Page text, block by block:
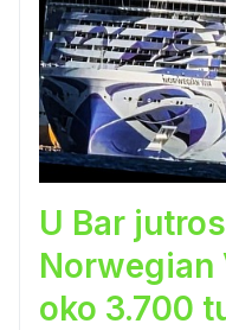
U Bar
Norwegian
oko 3.700